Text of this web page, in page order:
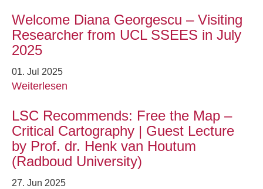
Welcome Diana Georgescu – Visiting
Researcher from UCL SSEES in July
2025
01. Jul 2025
Weiterlesen
LSC Recommends: Free the Map –
Critical Cartography | Guest Lecture
by Prof. dr. Henk van Houtum
(Radboud University)
27. Jun 2025